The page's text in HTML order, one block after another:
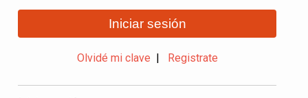
Iniciar sesión
Olvidé mi clave Registrate